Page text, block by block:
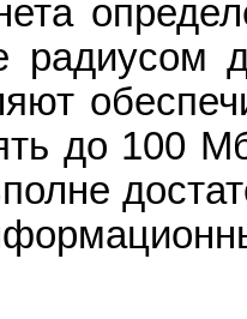
радиусом
до 100